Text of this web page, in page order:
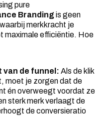
pure
Brandingis geen
merkkracht je
maximale efficiëntie. Hoe
van de funnel: Als de klik
moet je zorgen dat de
én overweegt voordat ze
sterk merk verlaagt de
de conversieratio